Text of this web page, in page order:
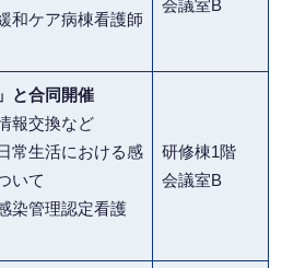
和ケア病棟看護師
会議室B
と合同開催
報交換など
常生活における感
いて
染管理認定看護
研修棟1階
会議室B